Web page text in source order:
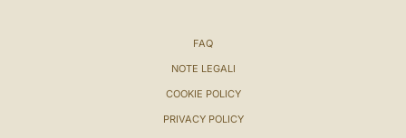
FAQ
NOTE LEGALI
COOKIE POLICY
PRIVACY POLICY